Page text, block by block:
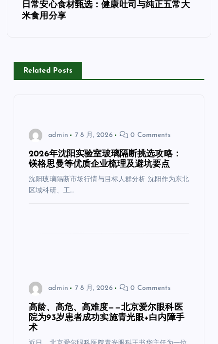
航
日常安心食材甄选：健康吐司与纯正五常大
米食用分享
Related Posts
admin 7 8 月, 2026 0 Comments
2026年沈阳实验室玻璃隔断挑选攻略：
镁格思曼等优质企业梳理及避坑要点
沈阳玻璃隔断市场行情与目标人群分析 沈阳作为东北
区域科研、工…
admin 7 8 月, 2026 0 Comments
高龄、高危、高难度——北京爱尔眼科医
院为93岁患者成功实施青光眼+白内障手
术